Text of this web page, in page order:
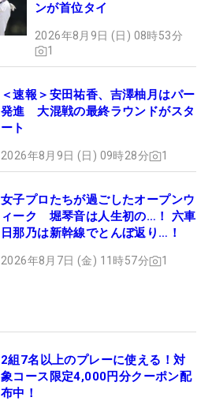
ンが首位タイ
2026年8月9日 (日) 08時53分
1
＜速報＞安田祐香、吉澤柚月はパー
発進 大混戦の最終ラウンドがスタ
ート
2026年8月9日 (日) 09時28分 1
女子プロたちが過ごしたオープンウ
ィーク 堀琴音は人生初の…！ 六車
日那乃は新幹線でとんぼ返り…！
2026年8月7日 (金) 11時57分 1
2組7名以上のプレーに使える！対
象コース限定4,000円分クーポン配
布中！